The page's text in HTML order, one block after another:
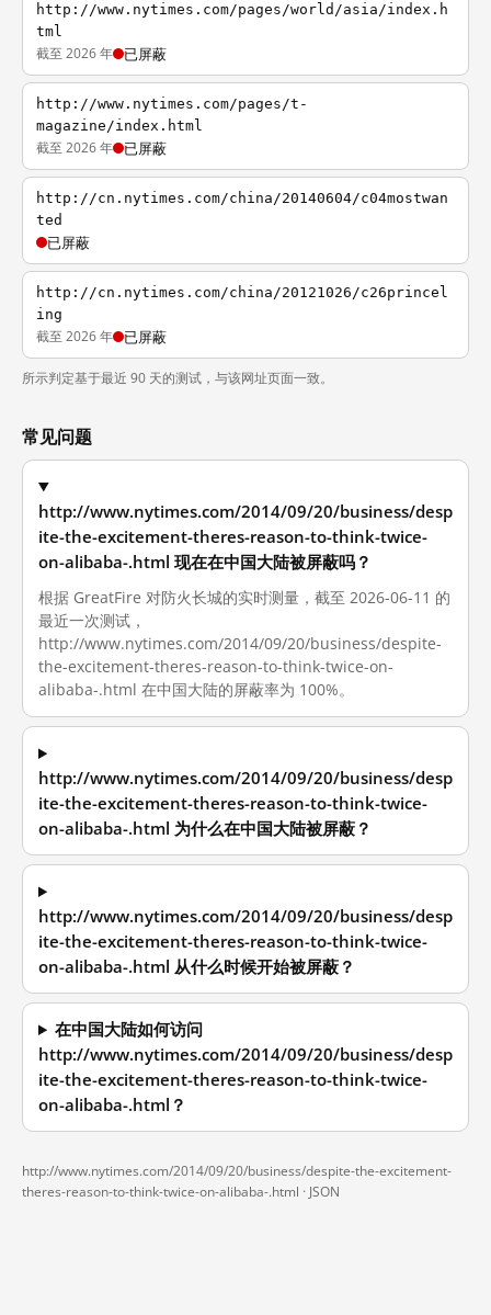
http://www.nytimes.com/pages/world/asia/index.h
tml
截至 2026 年 已屏蔽
http://www.nytimes.com/pages/t-
magazine/index.html
截至 2026 年 已屏蔽
http://cn.nytimes.com/china/20140604/c04mostwan
ted
已屏蔽
http://cn.nytimes.com/china/20121026/c26princel
ing
截至 2026 年 已屏蔽
所示判定基于最近 90 天的测试，与该网址页面一致。
常见问题
http://www.nytimes.com/2014/09/20/business/desp
ite-the-excitement-theres-reason-to-think-twice-
on-alibaba-.html 现在在中国大陆被屏蔽吗？
根据 GreatFire 对防火长城的实时测量，截至 2026-06-11 的
最近一次测试，
http://www.nytimes.com/2014/09/20/business/despite-
the-excitement-theres-reason-to-think-twice-on-
alibaba-.html 在中国大陆的屏蔽率为 100%。
http://www.nytimes.com/2014/09/20/business/desp
ite-the-excitement-theres-reason-to-think-twice-
on-alibaba-.html 为什么在中国大陆被屏蔽？
http://www.nytimes.com/2014/09/20/business/desp
ite-the-excitement-theres-reason-to-think-twice-
on-alibaba-.html 从什么时候开始被屏蔽？
在中国大陆如何访问
http://www.nytimes.com/2014/09/20/business/desp
ite-the-excitement-theres-reason-to-think-twice-
on-alibaba-.html？
http://www.nytimes.com/2014/09/20/business/despite-the-excitement-
theres-reason-to-think-twice-on-alibaba-.html · JSON